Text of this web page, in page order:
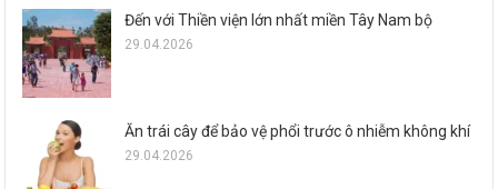
Đến với Thiền viện lớn nhất miền Tây Nam bộ
29.04.2026
Ăn trái cây để bảo vệ phổi trước ô nhiễm không khí
29.04.2026